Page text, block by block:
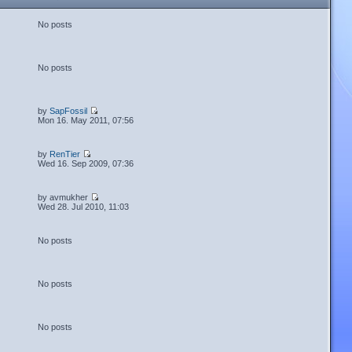
No posts
No posts
bySapFossil
Mon 16. May 2011, 07:56
by RenTier
Wed 16. Sep 2009, 07:36
by avmukher
Wed 28. Jul 2010, 11:03
No posts
No posts
No posts